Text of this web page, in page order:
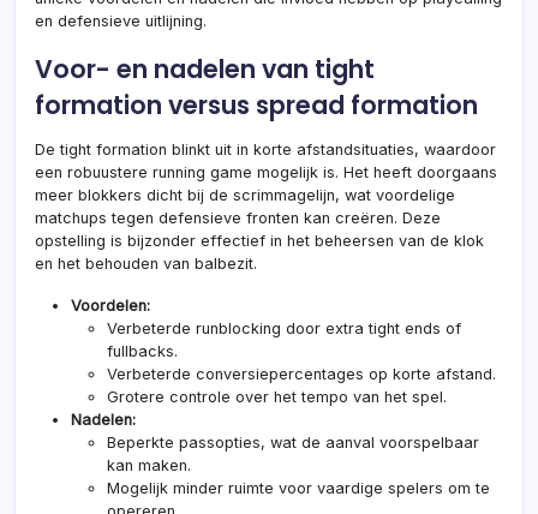
en defensieve uitlijning.
Voor- en nadelen van tight
formation versus spread formation
De tight formation blinkt uit in korte afstandsituaties, waardoor
een robuustere running game mogelijk is. Het heeft doorgaans
meer blokkers dicht bij de scrimmagelijn, wat voordelige
matchups tegen defensieve fronten kan creëren. Deze
opstelling is bijzonder effectief in het beheersen van de klok
en het behouden van balbezit.
Voordelen:
Verbeterde runblocking door extra tight ends of
fullbacks.
Verbeterde conversiepercentages op korte afstand.
Grotere controle over het tempo van het spel.
Nadelen:
Beperkte passopties, wat de aanval voorspelbaar
kan maken.
Mogelijk minder ruimte voor vaardige spelers om te